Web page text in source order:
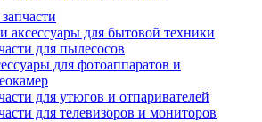
аксессуары для бытовой техники
для пылесосов
для фотоаппаратов и
для утюгов и отпаривателей
для телевизоров и мониторов